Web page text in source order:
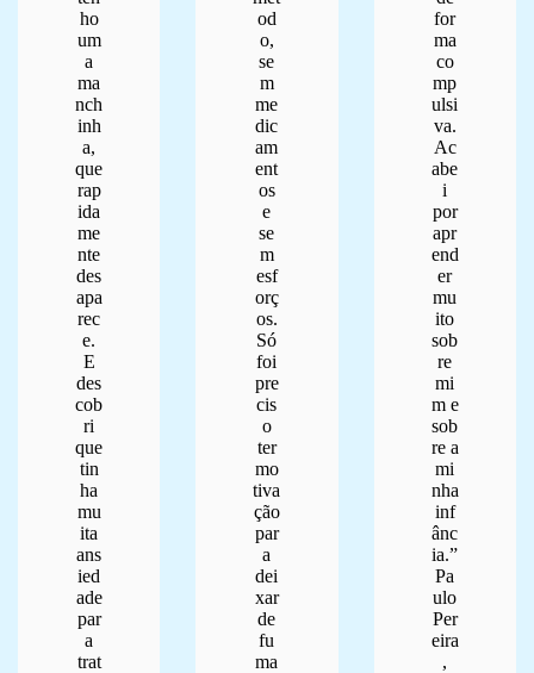
ho
um
a
ma
nch
inh
a,
que
rap
ida
me
nte
des
apa
rec
e.
E
des
cob
ri
que
tin
ha
mu
ita
ans
ied
ade
par
a
trat
od
o,
se
m
me
dic
am
ent
os
e
se
m
esf
orç
os.
Só
foi
pre
cis
o
ter
mo
tiva
ção
par
a
dei
xar
de
fu
ma
for
ma
co
mp
ulsi
va.
Ac
abe
i
por
apr
end
er
mu
ito
sob
re
mi
m e
sob
re a
mi
nha
inf
ânc
ia.”
Pa
ulo
Per
eira
,